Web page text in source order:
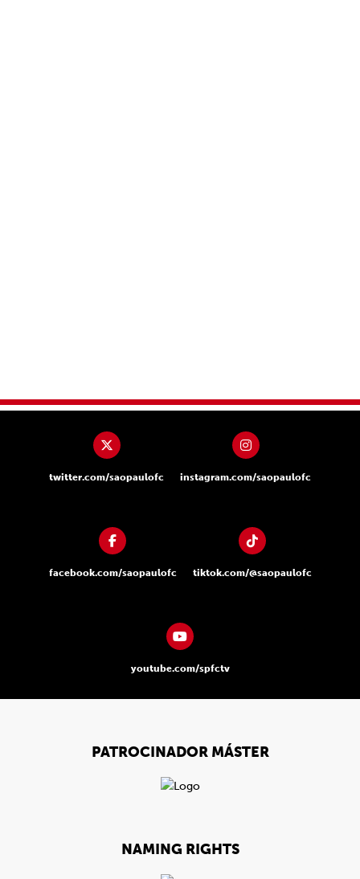
twitter.com/saopaulofc instagram.com/saopaulofc
facebook.com/saopaulofc tiktok.com/@saopaulofc
youtube.com/spfctv
PATROCINADOR MÁSTER
NAMING RIGHTS